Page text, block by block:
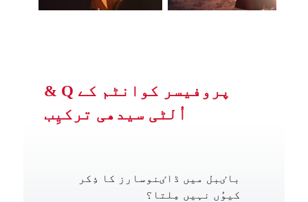
پروفیسر کوانٹم کے Q &
اُلٹی سیدھی ترکیِب
باٸبل میں ڈاٸنوسارز کا ذِکر
کیوُں نہیں مِلتا؟